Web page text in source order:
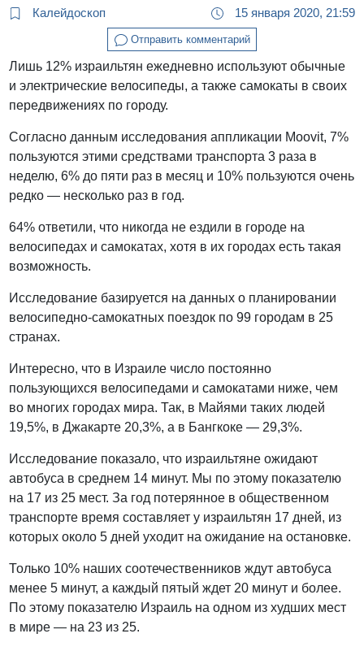
Калейдоскоп 15 января 2020, 21:59
Отправить комментарий
Лишь 12% израильтян ежедневно используют обычные
и электрические велосипеды, а также самокаты в своих
передвижениях по городу.
Согласно данным исследования аппликации Moovit, 7%
пользуются этими средствами транспорта 3 раза в
неделю, 6% до пяти раз в месяц и 10% пользуются очень
редко — несколько раз в год.
64% ответили, что никогда не ездили в городе на
велосипедах и самокатах, хотя в их городах есть такая
возможность.
Исследование базируется на данных о планировании
велосипедно-самокатных поездок по 99 городам в 25
странах.
Интересно, что в Израиле число постоянно
пользующихся велосипедами и самокатами ниже, чем
во многих городах мира. Так, в Майями таких людей
19,5%, в Джакарте 20,3%, а в Бангкоке — 29,3%.
Исследование показало, что израильтяне ожидают
автобуса в среднем 14 минут. Мы по этому показателю
на 17 из 25 мест. За год потерянное в общественном
транспорте время составляет у израильтян 17 дней, из
которых около 5 дней уходит на ожидание на остановке.
Только 10% наших соотечественников ждут автобуса
менее 5 минут, а каждый пятый ждет 20 минут и более.
По этому показателю Израиль на одном из худших мест
в мире — на 23 из 25.